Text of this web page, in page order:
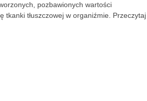
pozbawionych wartości
tłuszczowej w organiźmie. Przeczytaj